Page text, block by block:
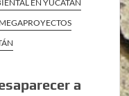
EN YUCATÁN
MEGAPROYECTOS
a